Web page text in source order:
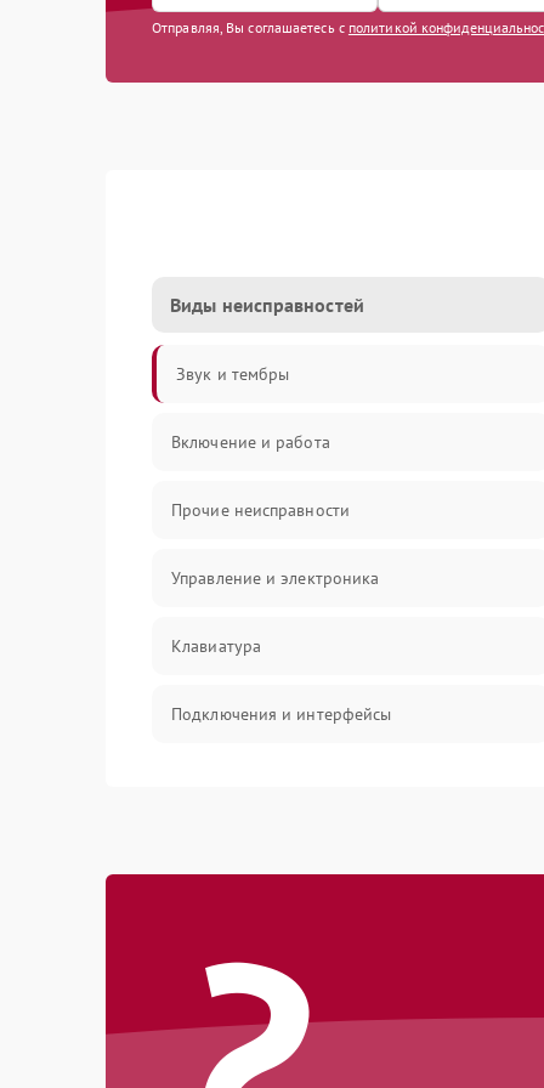
Отправляя, Вы соглашаетесь с политикой
Виды неисправностей
Звук и тембры
Включение и работа
Прочие неисправности
Управление и электроника
Клавиатура
Подключения и интерфейсы
Электроника